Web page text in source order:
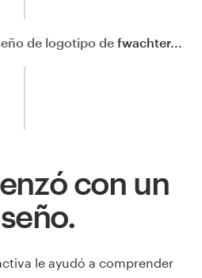
de logotipo de fwachter...
con un
le ayudó a comprender